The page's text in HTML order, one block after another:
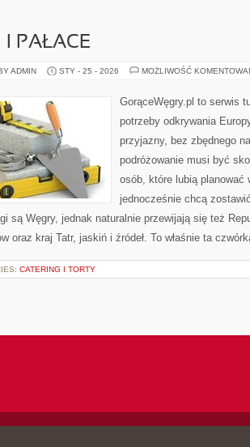
PAŁACE
ADMIN STY - 25 - 2026 MOŻLIWOŚĆ
GorąceWęgry.pl to serwis
potrzeby odkrywania
przyjazny, bez zbędnego
podróżowanie musi być
osób, które lubią
jednocześnie chcą
są Węgry, jednak naturalnie przewijają się też
oraz kraj Tatr, jaskiń i źródeł. To właśnie ta
CATERING I TORTY